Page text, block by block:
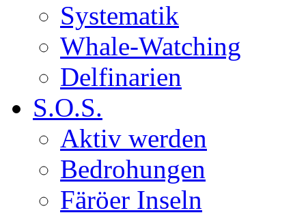
Systematik
Whale-Watching
Delfinarien
S.O.S.
Aktiv werden
Bedrohungen
Färöer Inseln